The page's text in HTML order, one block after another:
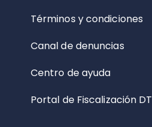
Términos y condiciones
Canal de denuncias
Centro de ayuda
Portal de Fiscalización DT